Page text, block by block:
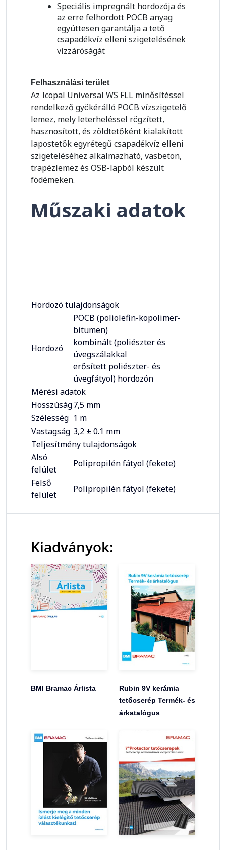
Speciális impregnált hordozója és
az erre felhordott POCB anyag
együttesen garantálja a tető
csapadékvíz elleni szigetelésének
vízzáróságát
Felhasználási terület
Az Icopal Universal WS FLL minősítéssel
rendelkező gyökérálló POCB vízszigetelő
lemez, mely leterheléssel rögzített,
hasznosított, és zöldtetőként kialakított
lapostetők egyrétegű csapadékvíz elleni
szigeteléséhez alkalmazható, vasbeton,
trapézlemez és OSB-lapból készült
födémeken.
Műszaki adatok
Hordozó tulajdonságok
Hordozó
POCB (poliolefin-kopolimer-
bitumen)
kombinált (poliészter és
üvegszálakkal
erősített poliészter- és
üvegfátyol) hordozón
Mérési adatok
Hosszúság7,5 mm
Szélesség 1 m
Vastagság 3,2 ± 0.1 mm
Teljesítmény tulajdonságok
Alsó
felület
Polipropilén fátyol (fekete)
Felső
felület
Polipropilén fátyol (fekete)
Kiadványok:
BMI Bramac Árlista
Rubin 9V kerámia
tetőcserép Termék- és
árkatalógus